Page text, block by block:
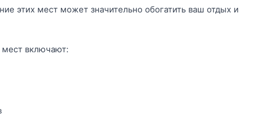
этих мест может значительно обогатить ваш отдых и
мест включают: